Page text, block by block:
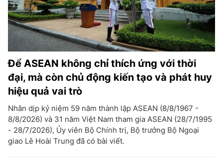
Để ASEAN không chỉ thích ứng với thời
đại, mà còn chủ động kiến tạo và phát huy
hiệu quả vai trò
Nhân dịp kỷ niệm 59 năm thành lập ASEAN (8/8/1967 -
8/8/2026) và 31 năm Việt Nam tham gia ASEAN (28/7/1995
- 28/7/2026), Ủy viên Bộ Chính trị, Bộ trưởng Bộ Ngoại
giao Lê Hoài Trung đã có bài viết.